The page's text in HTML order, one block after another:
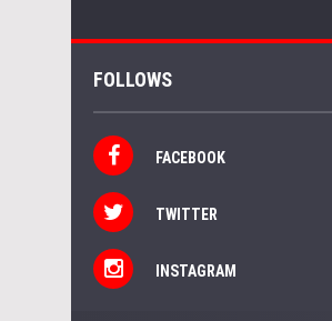
FOLLOWS
FACEBOOK
TWITTER
INSTAGRAM